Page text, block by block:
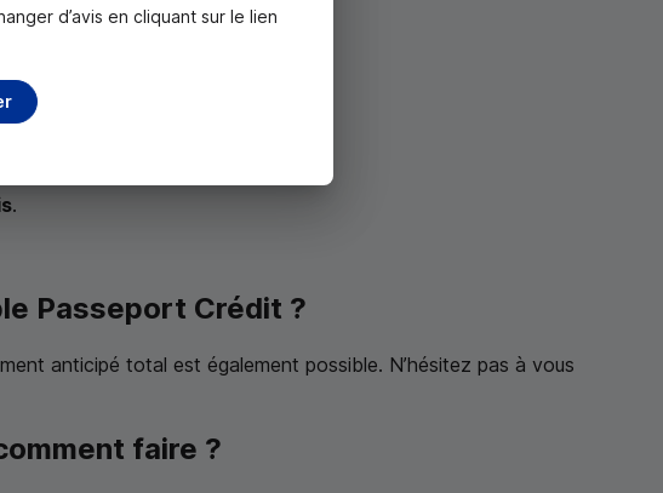
.
Passeport Crédit ?
anticipé total est également possible. N’hésitez pas à vous
faire ?
d’avis en cliquant sur le lien